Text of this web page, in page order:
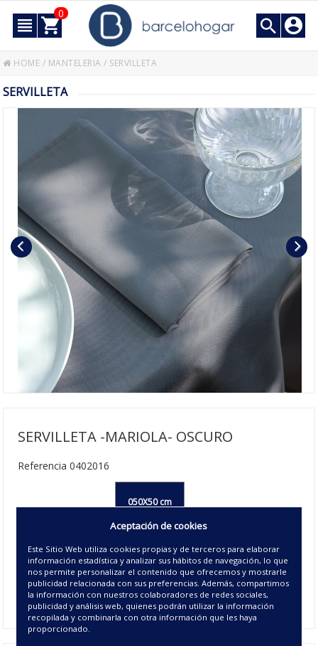
0
HOME / MANTELERIA / SERVILLETA
SERVILLETA
SERVILLETA -MARIOLA- OSCURO
Referencia 0402016
20 - GRANATE
26 - GRIS
050X50 cm
3.63€ | 300 u/c.
Agotado
Disponible
Aceptación de cookies
Este Sitio Web utiliza cookies propias y de terceros para elaborar
información estadística y analizar sus hábitos de navegación, lo que
nos permite personalizar el contenido que ofrecemos y mostrarle
publicidad relacionada con sus preferencias. Además, compartimos
la información con nuestros colaboradores de redes sociales,
publicidad y análisis web, quienes podrán utilizar la información
recopilada y combinarla con otra información que les haya
proporcionado.